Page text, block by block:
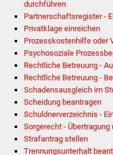
durchführen
Partnerschaftsregister -
Privatklage einreichen
Prozesskostenhilfe oder
Psychosoziale
Rechtliche Betreuung -
Rechtliche Betreuung -
Schadensausgleich im
Scheidung beantragen
Schuldnerverzeichnis -
Sorgerecht - Übertragung
Strafantrag stellen
Trennungsunterhalt